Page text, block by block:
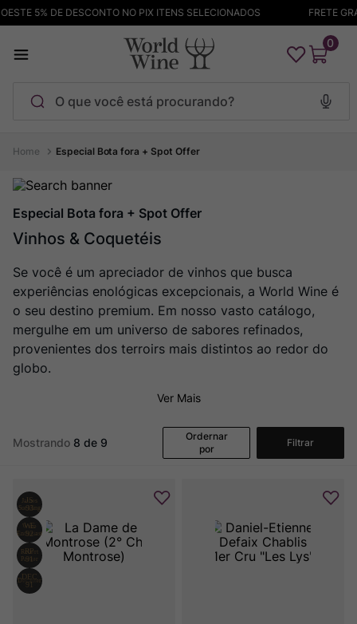
5% DE DESCONTO NO PIX ITENS SELECIONADOS FRETE
0
Especial Bota fora + Spot Offer
Especial Bota fora + Spot Offer
Vinhos & Coquetéis
Se você é um apreciador de vinhos que busca
experiências enológicas excepcionais, a World Wine é
o seu destino premium. Em nosso vasto catálogo,
mergulhe em um universo de sabores refinados,
provenientes dos terroirs mais distintos ao redor do
globo.
Ver Mais
Mostrando 8 de 9
Ordernar
por
Filtrar
Termos mais buscados
1º Maçanita
2º Pinot Noir
3º Barolo
5 º Bodega Garzon
6º Garzon
7º Pacalet
8 º